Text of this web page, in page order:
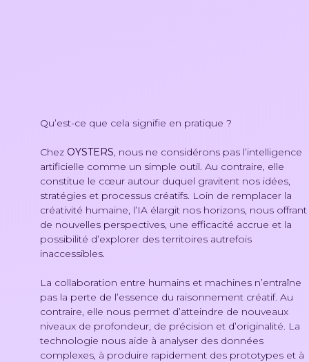
Qu’est-ce que cela signifie en pratique ?
Chez OYSTERS, nous ne considérons pas l’intelligence
artificielle comme un simple outil. Au contraire, elle
constitue le cœur autour duquel gravitent nos idées,
stratégies et processus créatifs. Loin de remplacer la
créativité humaine, l’IA élargit nos horizons, nous offrant
de nouvelles perspectives, une efficacité accrue et la
possibilité d’explorer des territoires autrefois
inaccessibles.
La collaboration entre humains et machines n’entraîne
pas la perte de l’essence du raisonnement créatif. Au
contraire, elle nous permet d’atteindre de nouveaux
niveaux de profondeur, de précision et d’originalité. La
technologie nous aide à analyser des données
complexes, à produire rapidement des prototypes et à